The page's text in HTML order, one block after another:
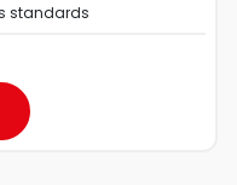
standards